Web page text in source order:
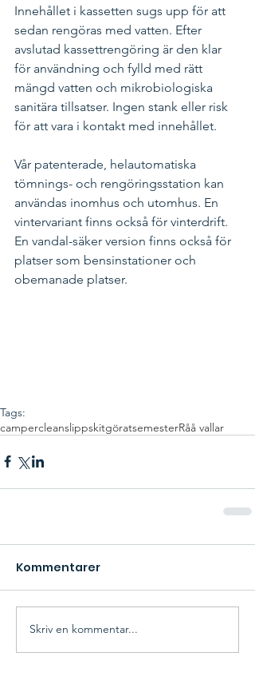
Innehållet i kassetten sugs upp för att
sedan rengöras med vatten. Efter
avslutad kassettrengöring är den klar
för användning och fylld med rätt
mängd vatten och mikrobiologiska
sanitära tillsatser. Ingen stank eller risk
för att vara i kontakt med innehållet.
Vår patenterade, helautomatiska
tömnings- och rengöringsstation kan
användas inomhus och utomhus. En
vintervariant finns också för vinterdrift.
En vandal-säker version finns också för
platser som bensinstationer och
obemanade platser.
Tags:
campercleanslippskitgöratsemesterRåå vallar
Kommentarer
Skriv en kommentar...